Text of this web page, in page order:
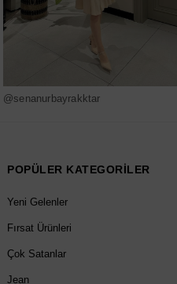
@senanurbayrakktar
POPÜLER KATEGORİLER
Yeni Gelenler
Fırsat Ürünleri
Çok Satanlar
Jean